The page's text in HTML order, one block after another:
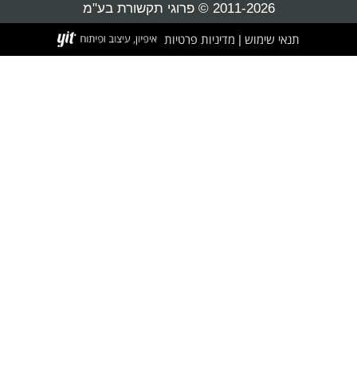
2011-2026 © פרוגי תקשורת בע"מ
תנאי שימוש מדיניות פרטיות